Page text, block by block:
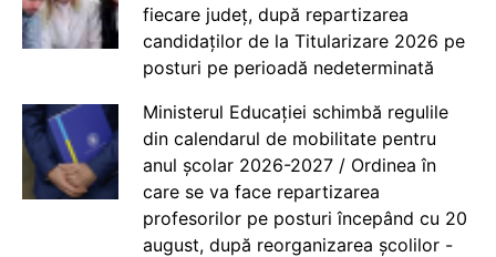
fiecare județ, după repartizarea
candidaților de la Titularizare 2026 pe
posturi pe perioadă nedeterminată
Ministerul Educației schimbă regulile
din calendarul de mobilitate pentru
anul școlar 2026-2027 / Ordinea în
care se va face repartizarea
profesorilor pe posturi începând cu 20
august, după reorganizarea școlilor -